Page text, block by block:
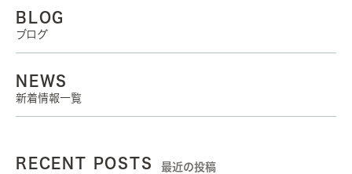
BLOG
ブログ
NEWS
新着情報一覧
RECENT POSTS 最近の投稿